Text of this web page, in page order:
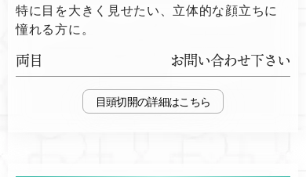
特に目を大きく見せたい、立体的な顔立ちに
憧れる方に。
両目 お問い合わせ下さい
目頭切開